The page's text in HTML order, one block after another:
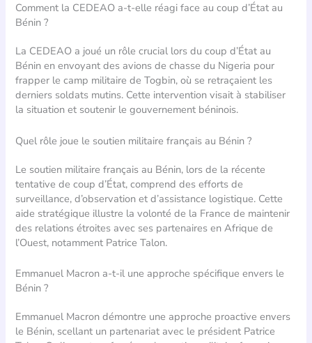
Comment la CEDEAO a-t-elle réagi face au coup d’État au
Bénin ?
La CEDEAO a joué un rôle crucial lors du coup d’État au
Bénin en envoyant des avions de chasse du Nigeria pour
frapper le camp militaire de Togbin, où se retraçaient les
derniers soldats mutins. Cette intervention visait à stabiliser
la situation et soutenir le gouvernement béninois.
Quel rôle joue le soutien militaire français au Bénin ?
Le soutien militaire français au Bénin, lors de la récente
tentative de coup d’État, comprend des efforts de
surveillance, d’observation et d’assistance logistique. Cette
aide stratégique illustre la volonté de la France de maintenir
des relations étroites avec ses partenaires en Afrique de
l’Ouest, notamment Patrice Talon.
Emmanuel Macron a-t-il une approche spécifique envers le
Bénin ?
Emmanuel Macron démontre une approche proactive envers
le Bénin, scellant un partenariat avec le président Patrice